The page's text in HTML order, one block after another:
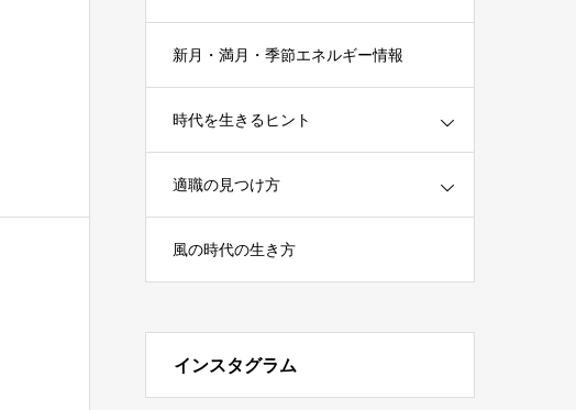
新月・満月・季節エネルギー情報
時代を生きるヒント
適職の見つけ方
風の時代の生き方
インスタグラム